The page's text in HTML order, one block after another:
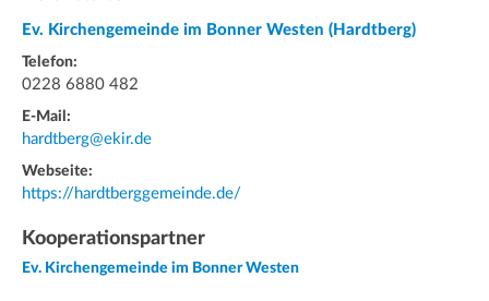
Ev. Kirchengemeinde im Bonner Westen (Hardtberg)
Telefon:
0228 6880 482
E-Mail:
hardtberg@ekir.de
Webseite:
https://hardtberggemeinde.de/
Kooperationspartner
Ev. Kirchengemeinde im Bonner Westen